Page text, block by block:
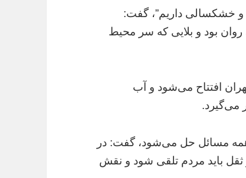
و خشکسالی داریم”، گفت:
روان بود و بلایی که سر محیط
افتتاح می‌شود و آب
می‌گیرد.
همه مسائل حل می‌شود، گفت: در
ثقل باید مردم تلقی شود و نقش